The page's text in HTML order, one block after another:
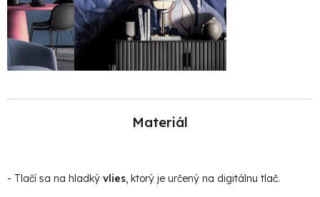
Materiál
- Tlačí sa na hladký vlies, ktorý je určený na digitálnu tlač.